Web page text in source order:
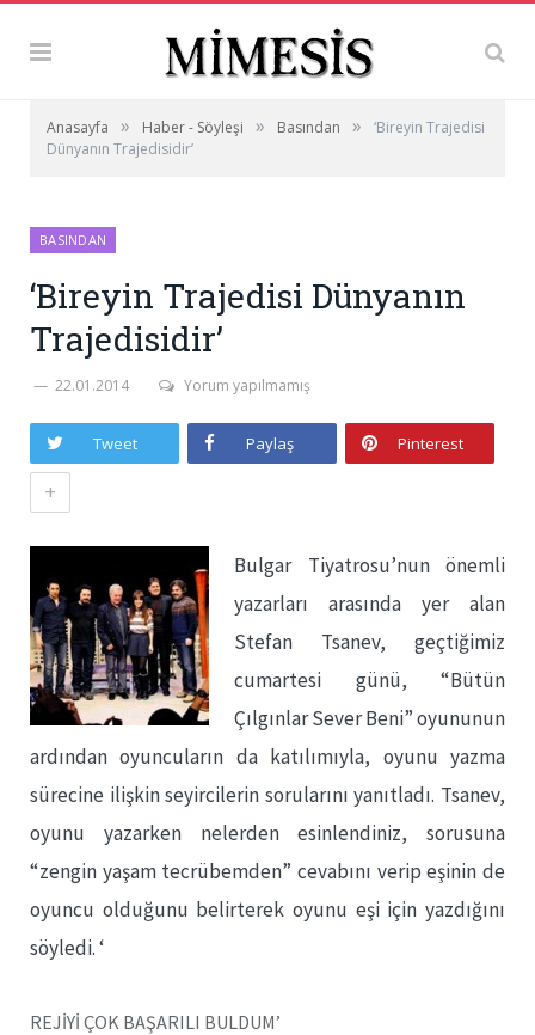
Anasayfa » Haber - Söyleşi » Basından »
‘Bireyin Trajedisi
Dünyanın Trajedisidir’
BASINDAN
‘Bireyin Trajedisi Dünyanın
Trajedisidir’
22.01.2014 Yorum yapılmamış
Tweet Paylaş Pinterest
+
Bulgar Tiyatrosu’nun önemli
yazarları arasında yer alan
Stefan Tsanev, geçtiğimiz
cumartesi günü, “Bütün
Çılgınlar Sever Beni” oyununun
ardından oyuncuların da katılımıyla, oyunu yazma
sürecine ilişkin seyircilerin sorularını yanıtladı. Tsanev,
oyunu yazarken nelerden esinlendiniz, sorusuna
“zengin yaşam tecrübemden” cevabını verip eşinin de
oyuncu olduğunu belirterek oyunu eşi için yazdığını
söyledi. ‘
REJİYİ ÇOK BAŞARILI BULDUM’